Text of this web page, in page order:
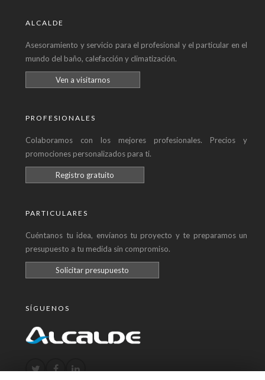
ALCALDE
Asesoramiento y servicio para el profesional y el particular en el
mundo del baño, calefacción y climatización.
Ven a visitarnos
PROFESIONALES
Colaboramos con los mejores profesionales. Precios y
promociones personalizados para ti.
Registro gratuito
PARTICULARES
Cuéntanos tu idea, envíanos tu proyecto y te preparamos un
presupuesto a tu medida sin compromiso.
Solicitar presupuesto
SÍGUENOS